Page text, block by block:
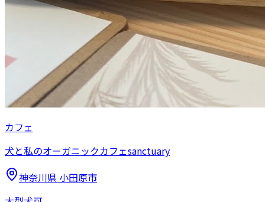
カフェ
犬と私のオーガニックカフェsanctuary
神奈川県 小田原市